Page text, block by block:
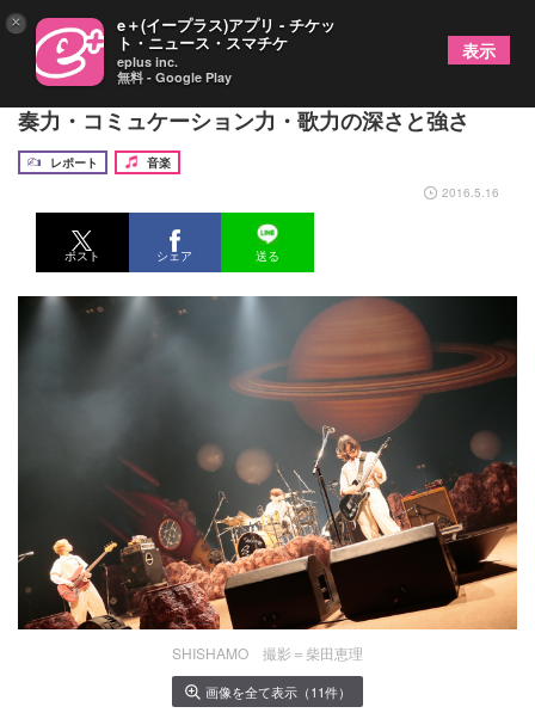
SHISHAMO、初めてのホールツアーで見せた、演
奏力・コミュケーション力・歌力の深さと強さ
レポート
音楽
2016.5.16
ポスト シェア 送る
SHISHAMO 撮影＝柴田恵理
画像を全て表示（11件）
× e＋(イープラス)アプリ - チケッ
ト・ニュース・スマチケ
eplus inc.
無料 - Google Play
表示